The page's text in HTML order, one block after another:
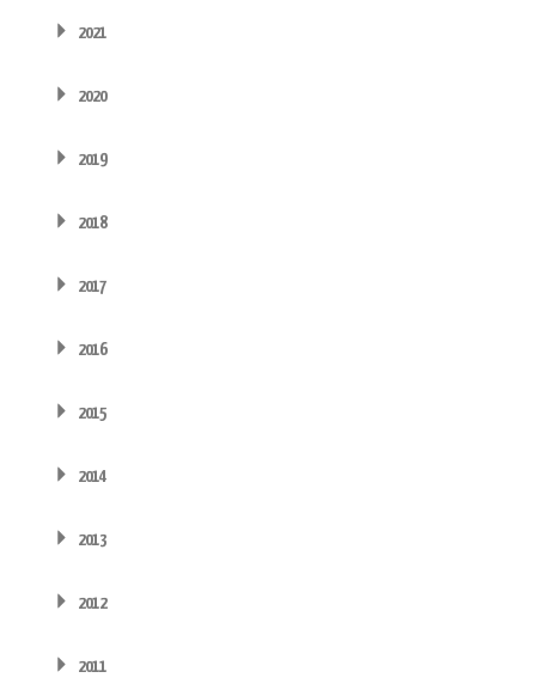
2021
2020
2019
2018
2017
2016
2015
2014
2013
2012
2011